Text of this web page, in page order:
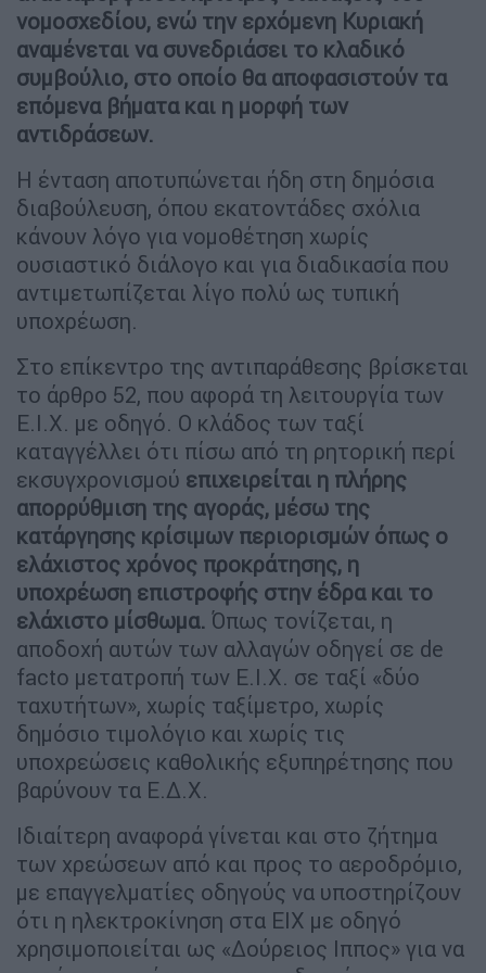
νομοσχεδίου, ενώ την ερχόμενη Κυριακή
αναμένεται να συνεδριάσει το κλαδικό
συμβούλιο, στο οποίο θα αποφασιστούν τα
επόμενα βήματα και η μορφή των
αντιδράσεων.
Η ένταση αποτυπώνεται ήδη στη δημόσια
διαβούλευση, όπου εκατοντάδες σχόλια
κάνουν λόγο για νομοθέτηση χωρίς
ουσιαστικό διάλογο και για διαδικασία που
αντιμετωπίζεται λίγο πολύ ως τυπική
υποχρέωση.
Στο επίκεντρο της αντιπαράθεσης βρίσκεται
το άρθρο 52, που αφορά τη λειτουργία των
Ε.Ι.Χ. με οδηγό. Ο κλάδος των ταξί
καταγγέλλει ότι πίσω από τη ρητορική περί
εκσυγχρονισμού επιχειρείται η πλήρης
απορρύθμιση της αγοράς, μέσω της
κατάργησης κρίσιμων περιορισμών όπως ο
ελάχιστος χρόνος προκράτησης, η
υποχρέωση επιστροφής στην έδρα και το
ελάχιστο μίσθωμα. Όπως τονίζεται, η
αποδοχή αυτών των αλλαγών οδηγεί σε de
facto μετατροπή των Ε.Ι.Χ. σε ταξί «δύο
ταχυτήτων», χωρίς ταξίμετρο, χωρίς
δημόσιο τιμολόγιο και χωρίς τις
υποχρεώσεις καθολικής εξυπηρέτησης που
βαρύνουν τα Ε.Δ.Χ.
Ιδιαίτερη αναφορά γίνεται και στο ζήτημα
των χρεώσεων από και προς το αεροδρόμιο,
με επαγγελματίες οδηγούς να υποστηρίζουν
ότι η ηλεκτροκίνηση στα ΕΙΧ με οδηγό
χρησιμοποιείται ως «Δούρειος Ιππος» για να